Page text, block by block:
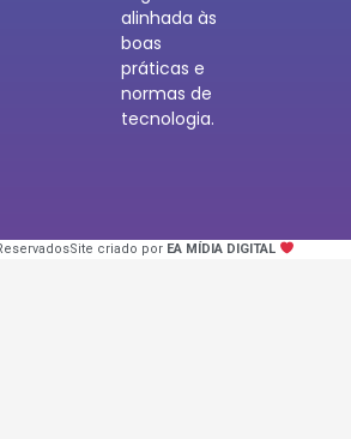
alinhada às
boas
práticas e
normas de
tecnologia.
Site criado por EA MÍDIA DIGITAL